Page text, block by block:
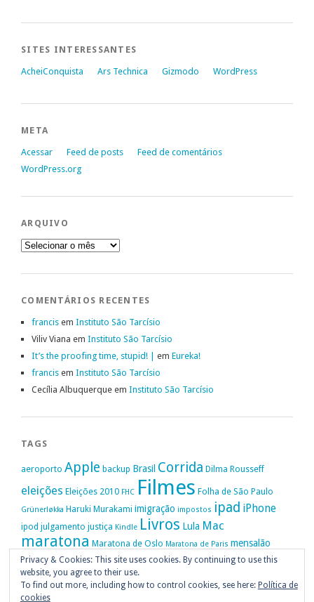
SITES INTERESSANTES
AcheiConquista Ars Technica Gizmodo WordPress
META
Acessar Feed de posts
Feed de comentários
WordPress.org
ARQUIVO
Arquivo
COMENTÁRIOS RECENTES
francis em Instituto São Tarcísio
Viliv Viana em Instituto São Tarcísio
It’s the proofing time, stupid! |
em Eureka!
francis em Instituto São Tarcísio
Cecília Albuquerque em Instituto São Tarcísio
TAGS
aeroporto Apple backup Brasil Corrida Dilma Rousseff
eleições Eleições 2010 FHC Filmes Folha de São Paulo
Grünerløkka Haruki Murakami imigração impostos ipad iPhone
ipod julgamento justiça Kindle Livros Lula Mac
maratona Maratona de Oslo Maratona de Paris mensalão
movimento passe livre música nike Noruega OAB OiOsloPolítica
Portugal Privacidade protestos PT
Vitória da Conquista
Privacy & Cookies: This site uses cookies. By continuing to use this
website, you agree to their use.
To find out more, including how to control cookies, see here: Política de
cookies